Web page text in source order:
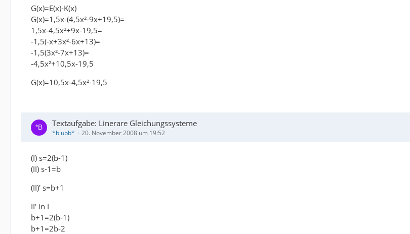
G(x)=E(x)-K(x)
G(x)=1,5x-(4,5x²-9x+19,5)=
1,5x-4,5x²+9x-19,5=
-1,5(-x+3x²-6x+13)=
-1,5(3x²-7x+13)=
-4,5x²+10,5x-19,5
G(x)=10,5x-4,5x²-19,5
Textaufgabe: Linerare Gleichungssysteme
*blubb* 20. November 2008 um 19:52
(I) s=2(b-1)
(II) s-1=b
(II)' s=b+1
II' in I
b+1=2(b-1)
b+1=2b-2